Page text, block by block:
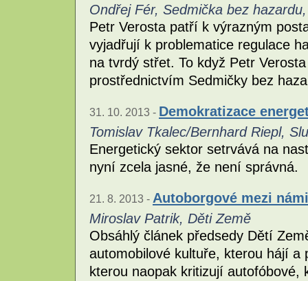
Ondřej Fér, Sedmička bez
Petr Verosta patří k výrazným
vyjadřují k problematice regulace
na tvrdý střet. To když Petr
prostřednictvím Sedmičky bez
31. 10. 2013 - Demokratizace
Tomislav Tkalec/Bernhard Riepl,
Energetický sektor setrvává na
nyní zcela jasné, že není správná.
21. 8. 2013 - Autoborgové mezi námi
Miroslav Patrik, Děti Země
Obsáhlý článek předsedy Dětí
automobilové kultuře, kterou hájí
kterou naopak kritizují